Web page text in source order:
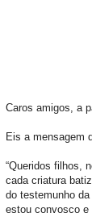
Caros amigos, a
Eis a mensagem
“Queridos filhos,
cada criatura
do testemunho
estou convosco e